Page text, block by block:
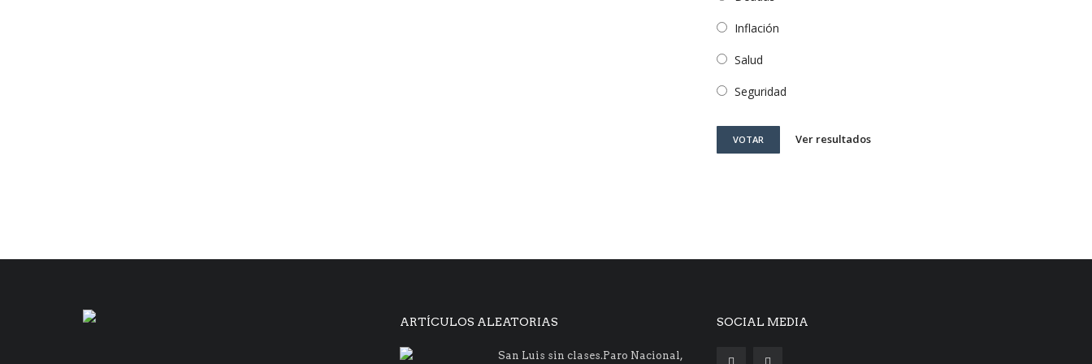
Inflación
Salud
Seguridad
VOTAR Ver resultados
ARTÍCULOS ALEATORIAS
San Luis sin clases.Paro Nacional,
SOCIAL MEDIA